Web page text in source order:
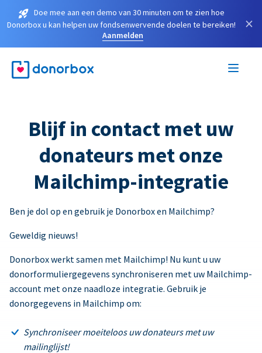
Doe mee aan een demo van 30 minuten om te zien hoe
Donorbox u kan helpen uw fondsenwervende doelen te bereiken!
Aanmelden
×
Blijf in contact met uw
donateurs met onze
Mailchimp-integratie
Ben je dol op en gebruik je Donorbox en Mailchimp?
Geweldig nieuws!
Donorbox werkt samen met Mailchimp! Nu kunt u uw
donorformuliergegevens synchroniseren met uw Mailchimp-
account met onze naadloze integratie. Gebruik je
donorgegevens in Mailchimp om:
Synchroniseer moeiteloos uw donateurs met uw
mailinglijst!